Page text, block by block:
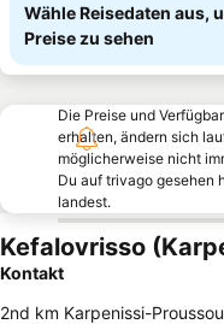
Wähle Reisedaten aus,
Preise zu sehen
Die Preise und
erhalten, ändern sich
möglicherweise nicht
Du auf trivago gesehen
landest.
Kefalovrisso
Kontakt
2nd km Karpenissi-Proussou